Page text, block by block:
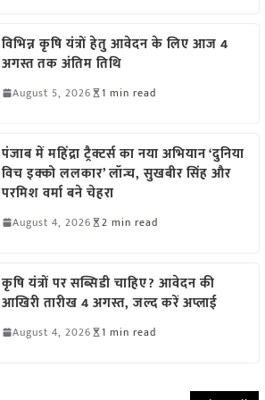
विभिन्न कृषि यंत्रों हेतु आवेदन के लिए आज 4
अगस्त तक अंतिम तिथि
August 5, 2026 1 min read
पंजाब में महिंद्रा ट्रैक्टर्स का नया अभियान ‘दुनिया
विच इक्को ललकार’ लॉन्च, सुखबीर सिंह और
परमिश वर्मा बने चेहरा
August 4, 2026 2 min read
कृषि यंत्रों पर सब्सिडी चाहिए? आवेदन की
आखिरी तारीख 4 अगस्त, जल्द करें अप्लाई
August 4, 2026 1 min read